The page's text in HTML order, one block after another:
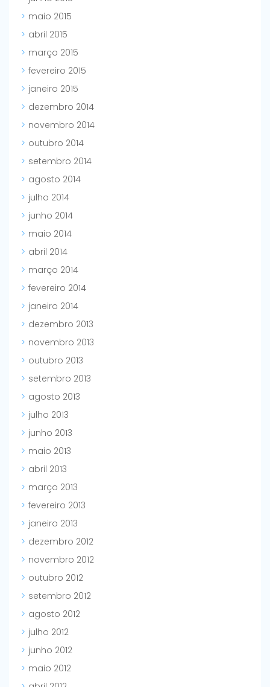
maio 2015
abril 2015
março 2015
fevereiro 2015
janeiro 2015
dezembro 2014
novembro 2014
outubro 2014
setembro 2014
agosto 2014
julho 2014
junho 2014
maio 2014
abril 2014
março 2014
fevereiro 2014
janeiro 2014
dezembro 2013
novembro 2013
outubro 2013
setembro 2013
agosto 2013
julho 2013
junho 2013
maio 2013
abril 2013
março 2013
fevereiro 2013
janeiro 2013
dezembro 2012
novembro 2012
outubro 2012
setembro 2012
agosto 2012
julho 2012
junho 2012
maio 2012